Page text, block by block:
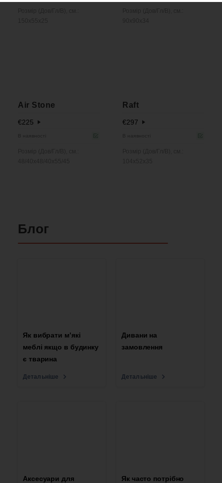
Air Stone
€225
В наявності
Raft
€297
В наявності
Блог
Як вибрати м’які
меблі якщо в будинку
є тварина
Детальніше
Дивани на
замовлення
Детальніше
Аксесуари для
Як часто потрібно